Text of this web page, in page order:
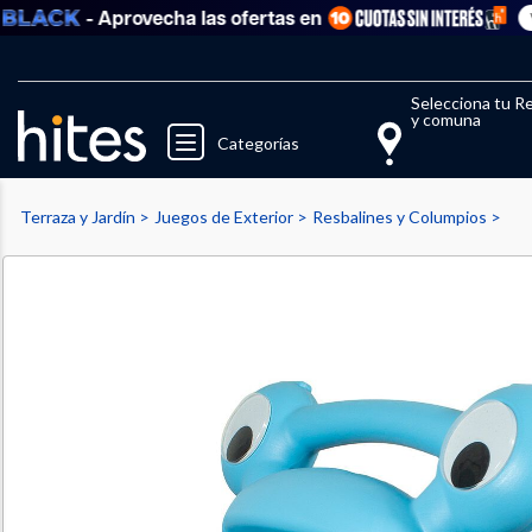
- Aprovecha las ofertas en Ver
Categorías
Selecciona tu
y comuna
Llegaste al límite de productos
Terraza y Jardín Juegos de Exterior Resbalines y Columpios